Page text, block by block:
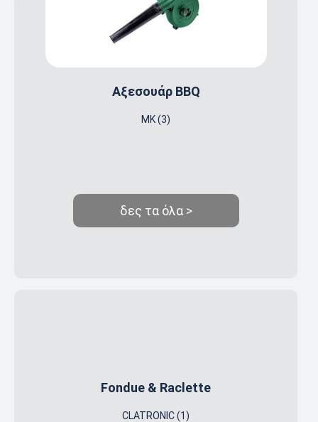
Αξεσουάρ BBQ
MK (3)
δες τα όλα >
Fondue & Raclette
CLATRONIC (1)